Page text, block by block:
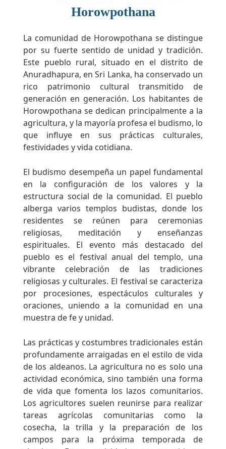
Horowpothana
La comunidad de Horowpothana se distingue
por su fuerte sentido de unidad y tradición.
Este pueblo rural, situado en el distrito de
Anuradhapura, en Sri Lanka, ha conservado un
rico patrimonio cultural transmitido de
generación en generación. Los habitantes de
Horowpothana se dedican principalmente a la
agricultura, y la mayoría profesa el budismo, lo
que influye en sus prácticas culturales,
festividades y vida cotidiana.
El budismo desempeña un papel fundamental
en la configuración de los valores y la
estructura social de la comunidad. El pueblo
alberga varios templos budistas, donde los
residentes se reúnen para ceremonias
religiosas, meditación y enseñanzas
espirituales. El evento más destacado del
pueblo es el festival anual del templo, una
vibrante celebración de las tradiciones
religiosas y culturales. El festival se caracteriza
por procesiones, espectáculos culturales y
oraciones, uniendo a la comunidad en una
muestra de fe y unidad.
Las prácticas y costumbres tradicionales están
profundamente arraigadas en el estilo de vida
de los aldeanos. La agricultura no es solo una
actividad económica, sino también una forma
de vida que fomenta los lazos comunitarios.
Los agricultores suelen reunirse para realizar
tareas agrícolas comunitarias como la
cosecha, la trilla y la preparación de los
campos para la próxima temporada de